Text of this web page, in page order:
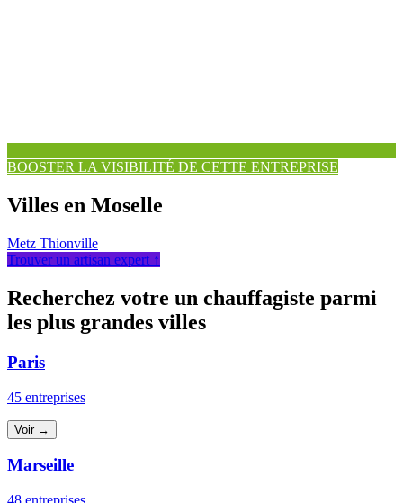
BOOSTER LA VISIBILITÉ DE CETTE ENTREPRISE
Villes en Moselle
Metz Thionville
Trouver un artisan expert ↑
Recherchez votre un chauffagiste parmi
les plus grandes villes
Paris
45 entreprises
Voir →
Marseille
48 entreprises